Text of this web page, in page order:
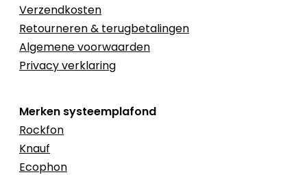
Verzendkosten
Retourneren & terugbetalingen
Algemene voorwaarden
Privacy verklaring
Merken systeemplafond
Rockfon
Knauf
Ecophon